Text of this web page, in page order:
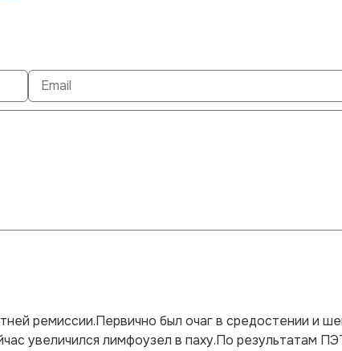
ремиссии.Первично был очаг в средостении и
увеличился лимфоузел в паху.По результатам